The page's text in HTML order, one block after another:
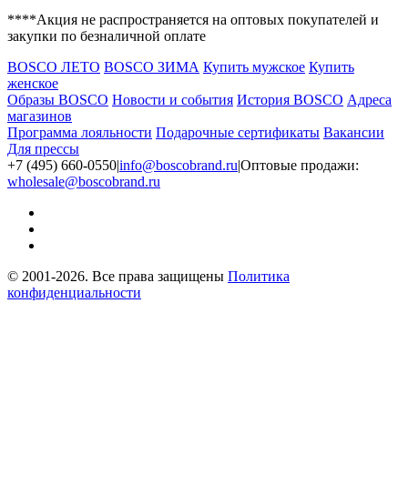
****Акция не распространяется на оптовых покупателей и
закупки по безналичной оплате
BOSCO ЛЕТО BOSCO ЗИМА Купить мужское Купить
женское
Образы BOSCO Новости и события История BOSCO Адреса
магазинов
Программа лояльности Подарочные сертификаты Вакансии
Для прессы
+7 (495) 660-0550|info@boscobrand.ru|Оптовые продажи:
wholesale@boscobrand.ru
© 2001-2026. Все права защищены Политика
конфиденциальности